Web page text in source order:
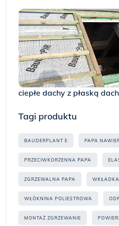
ciepłe dachy z płaską
Tagi produktu
BAUDERPLANT E PAPA
PRZECIWKORZENNA PAPA
ZGRZEWALNA PAPA
WŁÓKNINA POLIESTROWA
MONTAŻ ZGRZEWANIE